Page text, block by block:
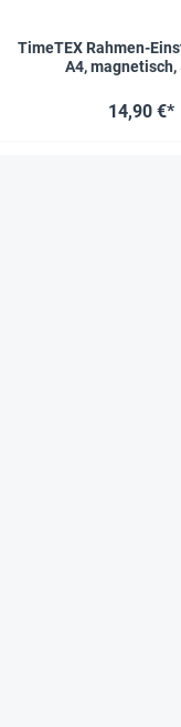
TimeTEX Rahmen-
A4, magnetisch,
14,90 €*